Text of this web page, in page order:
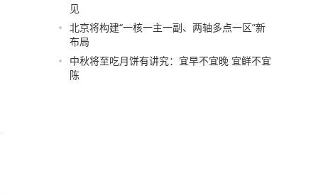
见
北京将构建“一核一主一副、两轴多点一区”新
布局
中秋将至吃月饼有讲究：宜早不宜晚 宜鲜不宜
陈